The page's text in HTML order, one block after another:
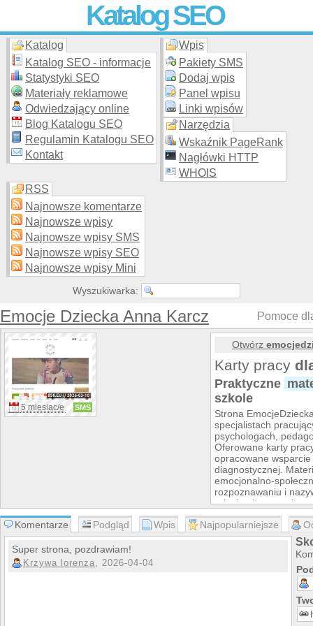
Katalog SEO
Skuteczna i promocja stron WWW –
moderowanego katalogu za darmo!
Katalog
Katalog SEO - informacje
Statystyki SEO
Materiały reklamowe
Odwiedzający online
Blog Katalogu SEO
Regulamin Katalogu SEO
Kontakt
Wpis
Pakiety SMS
Dodaj wpis
Panel wpisu
Linki wpisów
Narzędzia
Wskaźnik PageRank
Nagłówki HTTP
WHOIS
RSS
Najnowsze komentarze
Najnowsze wpisy
Najnowsze wpisy SMS
Najnowsze wpisy SEO
Najnowsze wpisy Mini
Wyszukiwarka:
Emocje Dziecka Anna Karcz Pomoce
5 miesiąc/e SMS
Otwórz
Karty pracy
Praktyczne
szkole
Strona
specjalistach
psychologach,
Oferowane karty
opracowane
diagnostycznej.
emocjonalno-
rozpoznawaniu i
relacjami, poczuciem
trudnymi
Gotowe
rozwój
Karty pracy zostały
ułatwić prowadzenie
psychologicznym,
być wykorzystywane
grupowych,
rodzicami. Każdy
Komentarze Podgląd Wpis Najpopularniejsze
Super strona, pozdrawiam!
Krzywa lorenza, 2026-04-04